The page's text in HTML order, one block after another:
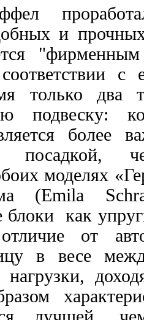
и
с
только два
подвеску:
более
посадкой,
моделях
(Emila
блоки как
от
в весе
нагрузки,